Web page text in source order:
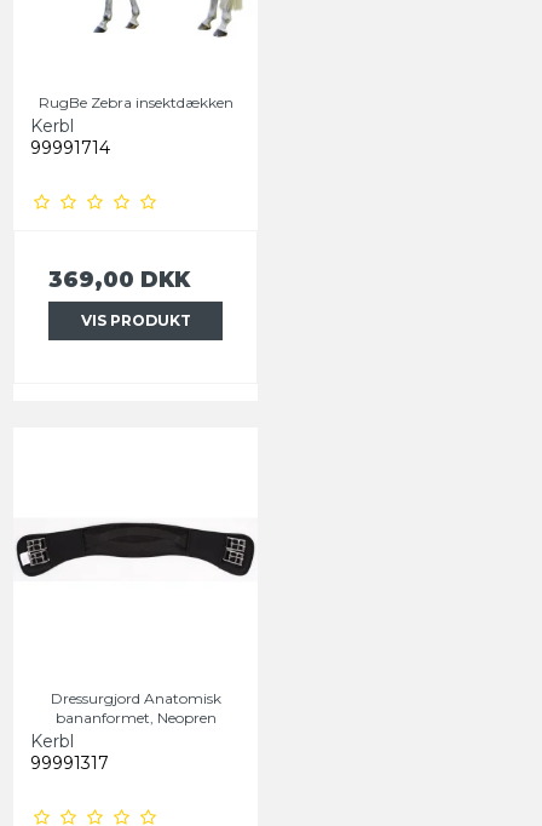
RugBe Zebra insektdækken
Kerbl
99991714
369,00 DKK
VIS PRODUKT
Dressurgjord Anatomisk
bananformet, Neopren
Kerbl
99991317